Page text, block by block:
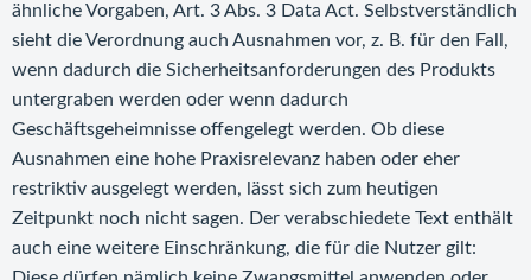
ähnliche Vorgaben, Art. 3 Abs. 3 Data Act. Selbstverständlich
sieht die Verordnung auch Ausnahmen vor, z. B. für den Fall,
wenn dadurch die Sicherheitsanforderungen des Produkts
untergraben werden oder wenn dadurch
Geschäftsgeheimnisse offengelegt werden. Ob diese
Ausnahmen eine hohe Praxisrelevanz haben oder eher
restriktiv ausgelegt werden, lässt sich zum heutigen
Zeitpunkt noch nicht sagen. Der verabschiedete Text enthält
auch eine weitere Einschränkung, die für die Nutzer gilt: